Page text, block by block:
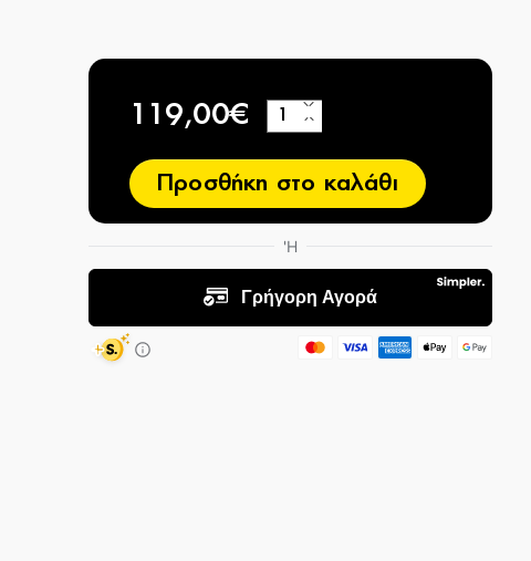
119,00€ −
+
Προσθήκη στο καλάθι